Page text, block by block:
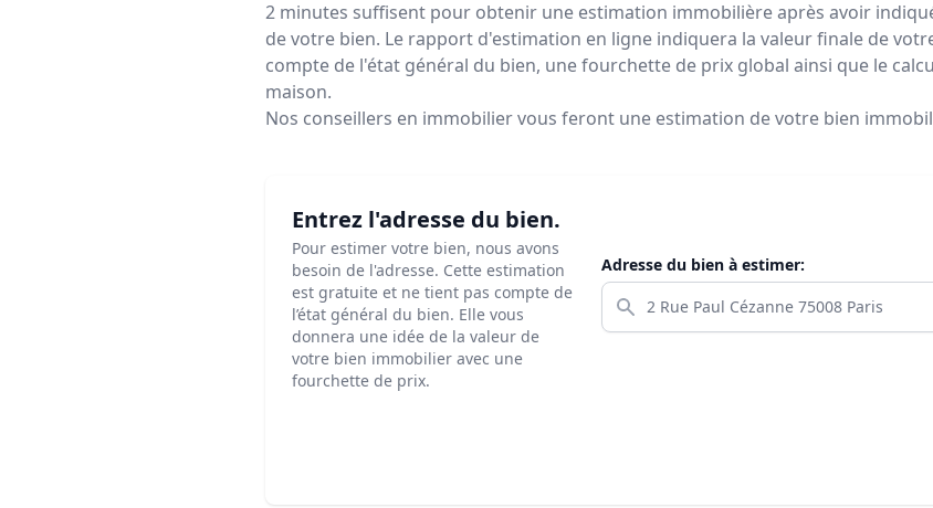
2 minutes suffisent pour obtenir une estimation immobilière après avoir
de votre bien. Le rapport d'estimation en ligne indiquera la valeur finale de
compte de l'état général du bien, une fourchette de prix global ainsi que le
maison.
Nos conseillers en immobilier vous feront une estimation de votre bien
Entrez l'adresse du bien.
Pour estimer votre bien, nous avons
besoin de l'adresse. Cette estimation
est gratuite et ne tient pas compte de
l’état général du bien. Elle vous
donnera une idée de la valeur de
votre bien immobilier avec une
fourchette de prix.
Adresse du bien à estimer: